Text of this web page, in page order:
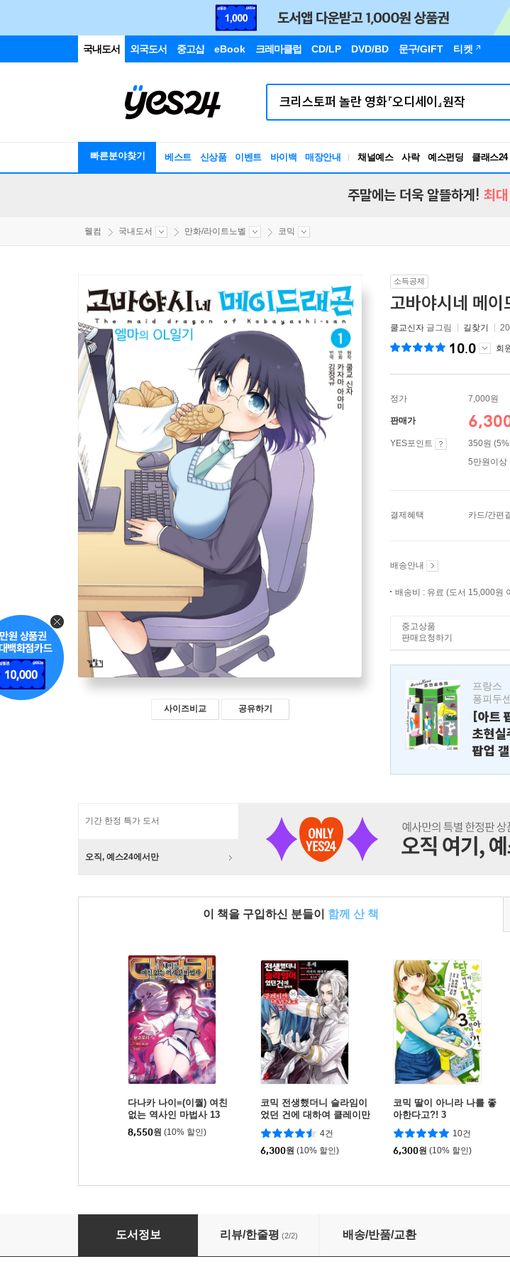
국내도서 외국도서 중고샵 eBook 크레마클럽 CD/LP DVD/BD 문구/GIFT 티켓
빠른분야찾기 베스트 신상품 이벤트 바이백 매장안내 채널예스 사락 예스펀딩 클래스24
주말에는 더욱 알뜰하게! 최
웰컴 국내도서 만화/라이트노벨 코믹
사이즈비교 공유하기
소득공제
고바야시네 메
쿨교신자 글그림 길찾기
10.0 회
정가 7,000원
판매가
YES포인트
350원
5만원이상
결제혜택 카드/간편
배송안내
배송비 : 유료 (도서 15,000원
중고상품
판매요청하기
프랑스
퐁피두
[아트
초현실
팝업
기간 한정 특가 도서
오직, 예스24에서만
이 책을 구입하신 분들이 함께 산 책
다나카 나이=(이퀄) 여친
없는 역사인 마법사 13
8,550원 (10% 할인)
코믹 전생했더니 슬라임이
었던 건에 대하여 클레이만
REVENGE 3
4건
6,300원 (10% 할인)
코믹 딸이 아니라 나를 좋
아한다고?! 3
10건
6,300원 (10% 할인)
고바야시네 메이드래곤 엘마의 OL일기 1
도서정보 리뷰/한줄평 (2/2) 배송/반품/교환